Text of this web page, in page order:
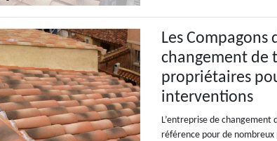
Les Compagons
changement de
propriétaires
interventions
L’entreprise de changement
référence pour de